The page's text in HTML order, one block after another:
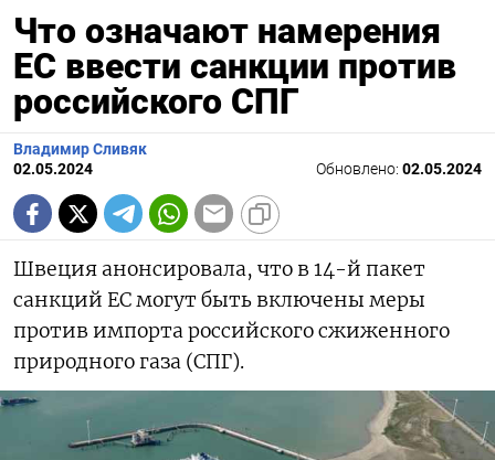
Что означают намерения
ЕС ввести санкции против
российского СПГ
Владимир Сливяк
02.05.2024
Обновлено: 02.05.2024
Швеция анонсировала, что в 14-й пакет
санкций ЕС могут быть включены меры
против импорта российского сжиженного
природного газа (СПГ).